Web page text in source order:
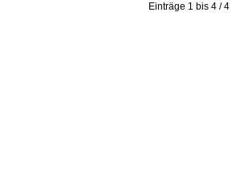
Einträge 1 bis 4 / 4